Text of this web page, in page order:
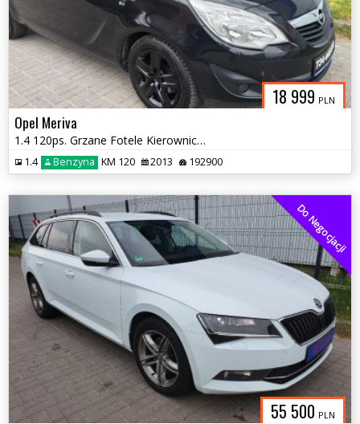
18 999 PLN
Opel Meriva
1.4 120ps. Grzane Fotele Kierownica Klimatyzacja 2013
1.4 Benzyna KM 120 2013 192900
55 500 PLN
Do Negocjacji